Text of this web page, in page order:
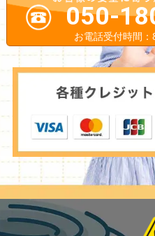
050-
お電話受付時間